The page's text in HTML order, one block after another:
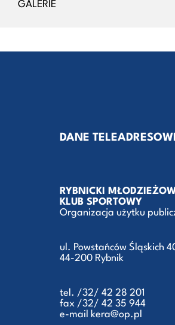
GALERIE
DANE
RYBNICKI
KLUB SPORTOWY
Organizacja użytku
ul. Powstańców Śląskich
44-200 Rybnik
tel. /32/ 42 28 201
fax /32/ 42 35 944
e-mail kera@op.pl